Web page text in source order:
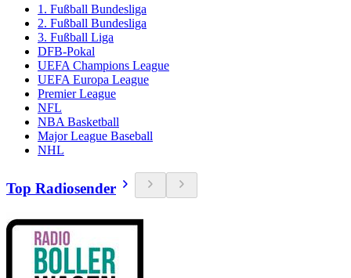
1. Fußball Bundesliga
2. Fußball Bundesliga
3. Fußball Liga
DFB-Pokal
UEFA Champions League
UEFA Europa League
Premier League
NFL
NBA Basketball
Major League Baseball
NHL
Top Radiosender